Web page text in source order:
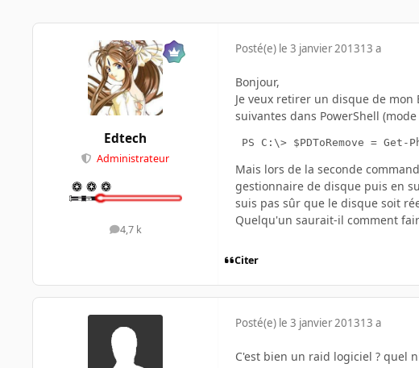
Edtech
Administrateur
4,7 k
messages
Posté(e) le 3 janvier 201313 a
Bonjour,
Je veux retirer un disque de mon
suivantes dans PowerShell
PS C:\> $PDToRemove =
Mais lors de la seconde
gestionnaire de disque puis en
suis pas sûr que le disque soit
Quelqu'un saurait-il comment
Citer
Posté(e) le 3 janvier 201313 a
C'est bien un raid logiciel ? quel